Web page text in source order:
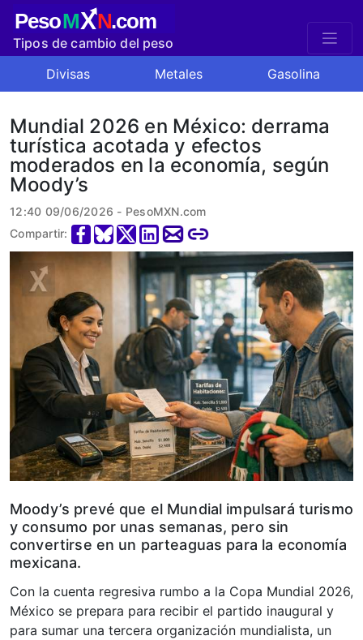
PesoMXN.com
Tipos de cambio del peso
Divisas Metales Gasolina
Mundial 2026 en México: derrama
turística acotada y efectos
moderados en la economía, según
Moody’s
12:40 09/06/2026 - PesoMXN.com
Compartir:
Moody’s prevé que el Mundial impulsará turismo
y consumo por unas semanas, pero sin
convertirse en un parteaguas para la economía
mexicana.
Con la cuenta regresiva rumbo a la Copa Mundial 2026,
México se prepara para recibir el partido inaugural y
para sumar una tercera organización mundialista, un